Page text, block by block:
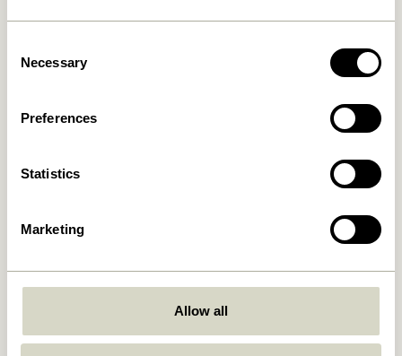
Selection
Necessary
Preferences
Statistics
Marketing
Allow all
Ajouter au panier
Ajouter au panier
249,00
Ajouter au panier